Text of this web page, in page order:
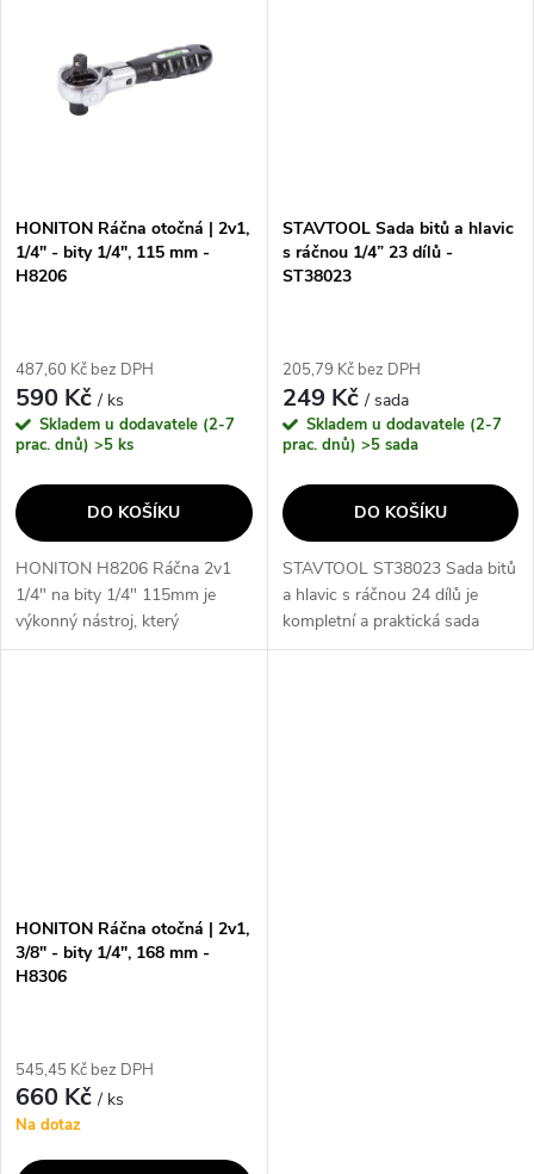
HONITON Ráčna otočná | 2v1,
1/4" - bity 1/4", 115 mm -
H8206
487,60 Kč bez DPH
590 Kč/ ks
Skladem u dodavatele (2-7
prac. dnů) >5 ks
DO KOŠÍKU
HONITON H8206 Ráčna 2v1
1/4" na bity 1/4" 115mm je
výkonný nástroj, který
kombinuje funkce ráčny a
STAVTOOL Sada bitů a hlavic
s ráčnou 1/4” 23 dílů -
ST38023
205,79 Kč bez DPH
249 Kč/ sada
Skladem u dodavatele (2-7
prac. dnů) >5 sada
DO KOŠÍKU
STAVTOOL ST38023 Sada bitů
a hlavic s ráčnou 24 dílů je
kompletní a praktická sada
nástrojů pro každodenní
HONITON Ráčna otočná | 2v1,
3/8" - bity 1/4", 168 mm -
H8306
545,45 Kč bez DPH
660 Kč/ ks
Na dotaz